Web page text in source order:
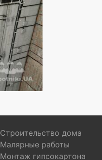
Строительство дома
Малярные работы
Монтаж гипсокартона